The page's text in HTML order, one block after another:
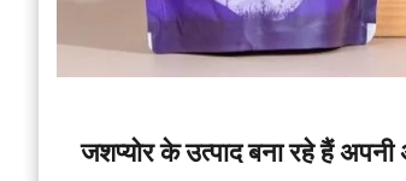
जशप्योर के उत्पाद बना रहे हैं